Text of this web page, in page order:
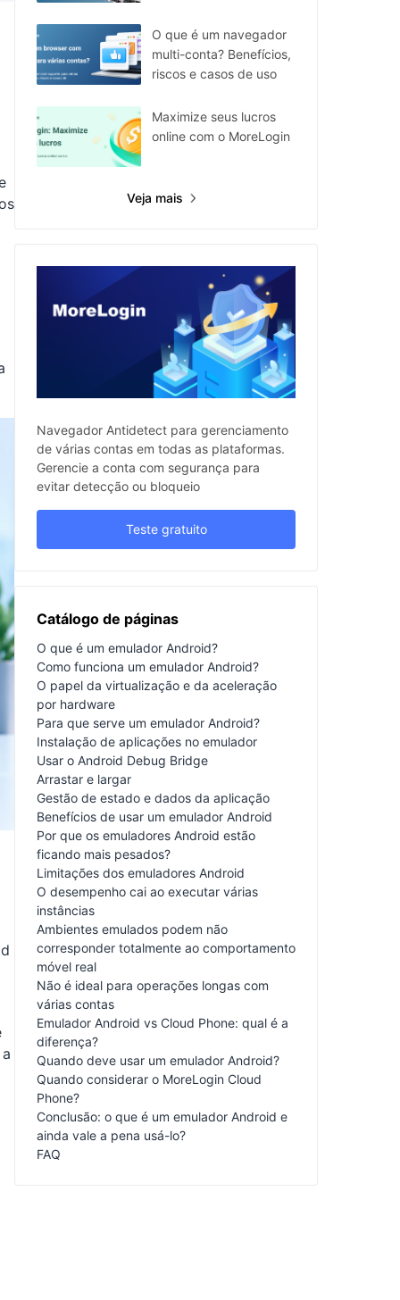
O que é um navegador
multi-conta? Benefícios,
riscos e casos de uso
Maximize seus lucros
online com o MoreLogin
Veja mais
Navegador Antidetect para gerenciamento
de várias contas em todas as plataformas.
Gerencie a conta com segurança para
evitar detecção ou bloqueio
Teste gratuito
Catálogo de páginas
O que é um emulador Android?
Como funciona um emulador Android?
O papel da virtualização e da aceleração
por hardware
Para que serve um emulador Android?
Instalação de aplicações no emulador
Usar o Android Debug Bridge
Arrastar e largar
Gestão de estado e dados da aplicação
Benefícios de usar um emulador Android
Por que os emuladores Android estão
ficando mais pesados?
Limitações dos emuladores Android
O desempenho cai ao executar várias
instâncias
Ambientes emulados podem não
corresponder totalmente ao comportamento
móvel real
Não é ideal para operações longas com
várias contas
Emulador Android vs Cloud Phone: qual é a
diferença?
Quando deve usar um emulador Android?
Quando considerar o MoreLogin Cloud
Phone?
Conclusão: o que é um emulador Android e
ainda vale a pena usá-lo?
FAQ